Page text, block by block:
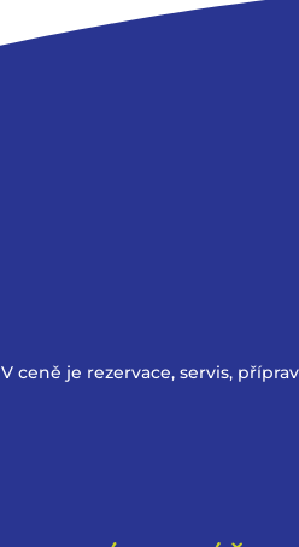
V ceně je rezervace, servis,